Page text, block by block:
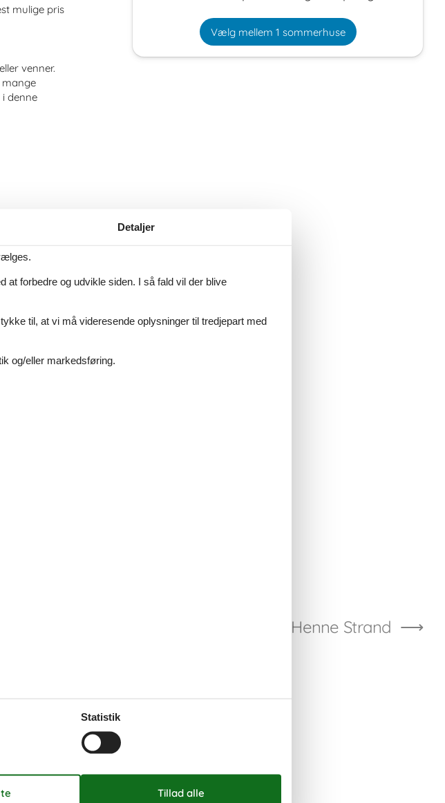
mulige pris
venner.
mange
denne
Strand 30
Vælg mellem 1 sommerhuse
Vis alle artikler om Henne Strand
Detaljer
forbedre og udvikle siden. I så fald vil der blive
til, at vi må videresende oplysninger til tredjepart med
og/eller markedsføring.
Statistik